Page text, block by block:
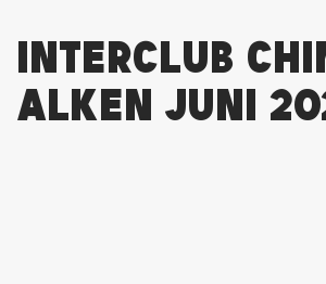
Interclub
Alken Juni